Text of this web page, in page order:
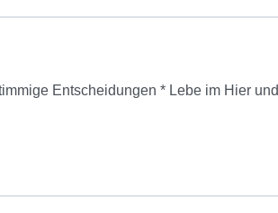
Entscheidungen * Lebe im Hier und